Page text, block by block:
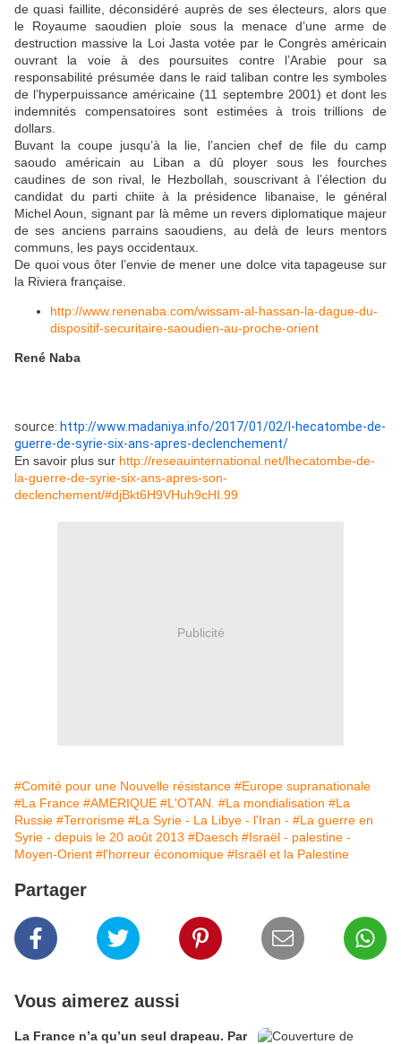
de quasi faillite, déconsidéré auprès de ses électeurs, alors que
le Royaume saoudien ploie sous la menace d’une arme de
destruction massive la Loi Jasta votée par le Congrès américain
ouvrant la voie à des poursuites contre l’Arabie pour sa
responsabilité présumée dans le raid taliban contre les symboles
de l’hyperpuissance américaine (11 septembre 2001) et dont les
indemnités compensatoires sont estimées à trois trillions de
dollars.
Buvant la coupe jusqu’à la lie, l’ancien chef de file du camp
saoudo américain au Liban a dû ployer sous les fourches
caudines de son rival, le Hezbollah, souscrivant à l’élection du
candidat du parti chiite à la présidence libanaise, le général
Michel Aoun, signant par là même un revers diplomatique majeur
de ses anciens parrains saoudiens, au delà de leurs mentors
communs, les pays occidentaux.
De quoi vous ôter l’envie de mener une dolce vita tapageuse sur
la Riviera française.
http://www.renenaba.com/wissam-al-hassan-la-dague-du-
dispositif-securitaire-saoudien-au-proche-orient
René Naba
source: http://www.madaniya.info/2017/01/02/l-hecatombe-de-
guerre-de-syrie-six-ans-apres-declenchement/
En savoir plus sur http://reseauinternational.net/lhecatombe-de-
la-guerre-de-syrie-six-ans-apres-son-
declenchement/#djBkt6H9VHuh9cHI.99
Publicité
#Comité pour une Nouvelle résistance #Europe supranationale
#La France #AMERIQUE #L'OTAN. #La mondialisation #La
Russie #Terrorisme #La Syrie - La Libye - l'Iran - #La guerre en
Syrie - depuis le 20 août 2013 #Daesch #Israël - palestine -
Moyen-Orient #l'horreur économique #Israël et la Palestine
Partager
Vous aimerez aussi
La France n’a qu’un seul drapeau. Par